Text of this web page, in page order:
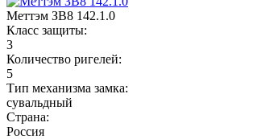
Меттэм ЗВ8 142.1.0
Класс защиты:
3
Количество ригелей:
5
Тип механизма замка:
сувальдный
Страна:
Россия